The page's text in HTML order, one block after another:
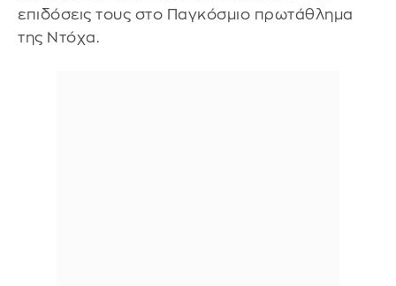
επιδόσεις τους στο Παγκόσμιο πρωτάθλημα
της Ντόχα.